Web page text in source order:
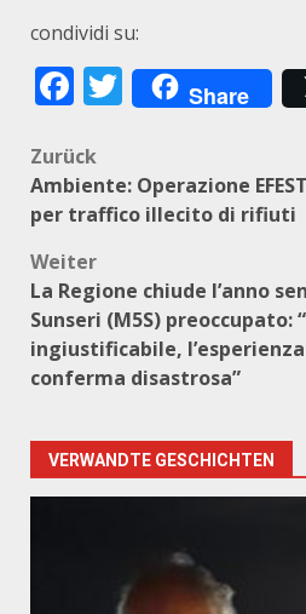
condividi su:
Facebook
Twitter
Share
Zurück
Ambiente: Operazione
per traffico illecito di rifiuti
Weiter
La Regione chiude l’anno
Sunseri (M5S) preoccupato:
ingiustificabile,
conferma disastrosa”
VERWANDTE GESCHICHTEN